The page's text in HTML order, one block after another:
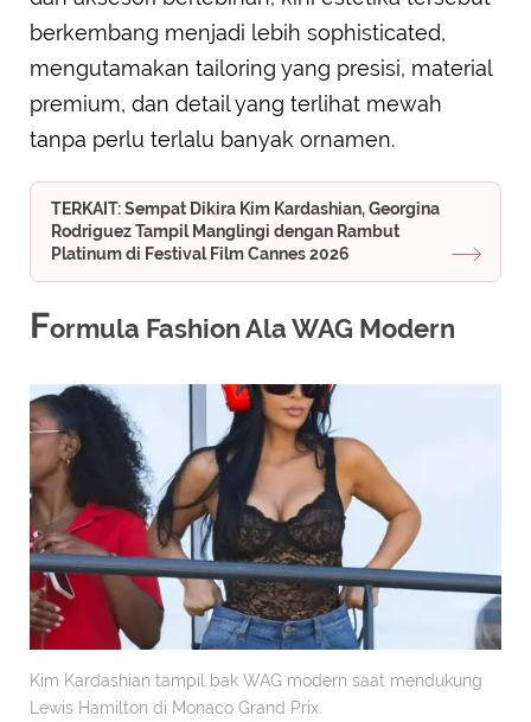
berkembang menjadi lebih sophisticated,
mengutamakan tailoring yang presisi, material
premium, dan detail yang terlihat mewah
tanpa perlu terlalu banyak ornamen.
TERKAIT: Sempat Dikira Kim Kardashian, Georgina
Rodriguez Tampil Manglingi dengan Rambut
Platinum di Festival Film Cannes 2026
Formula Fashion Ala WAG Modern
Kim Kardashian tampil bak WAG modern saat mendukung
Lewis Hamilton di Monaco Grand Prix.